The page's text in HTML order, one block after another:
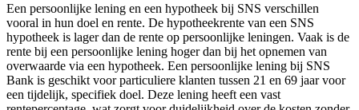
Een persoonlijke lening en een hypotheek bij SNS verschillen
vooral in hun doel en rente. De hypotheekrente van een SNS
hypotheek is lager dan de rente op persoonlijke leningen. Vaak is de
rente bij een persoonlijke lening hoger dan bij het opnemen van
overwaarde via een hypotheek. Een persoonlijke lening bij SNS
Bank is geschikt voor particuliere klanten tussen 21 en 69 jaar voor
een tijdelijk, specifiek doel. Deze lening heeft een vast